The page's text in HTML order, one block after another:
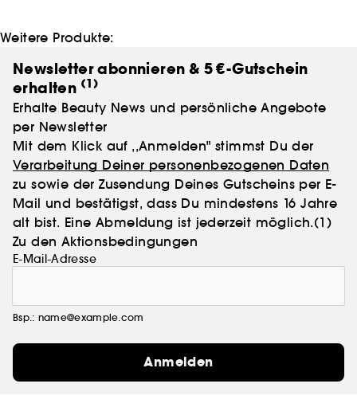
modernen Klassiker geworden. Sein Erbe wird mit der
NARCISO Linie und nun mit all of me fortgesetzt –
dem neuen Kapitel in der bemerkenswerten
Geschichte von narciso rodriguez parfums.
Weitere Produkte:
Newsletter abonnieren & 5 €-Gutschein
erhalten (1)
Erhalte Beauty News und persönliche Angebote
per Newsletter
Mit dem Klick auf ,,Anmelden" stimmst Du der
Verarbeitung Deiner personenbezogenen Daten
zu sowie der Zusendung Deines Gutscheins per E-
Mail und bestätigst, dass Du mindestens 16 Jahre
alt bist. Eine Abmeldung ist jederzeit möglich.(1)
Zu den Aktionsbedingungen
E-Mail-Adresse
Bsp.: name@example.com
Anmelden